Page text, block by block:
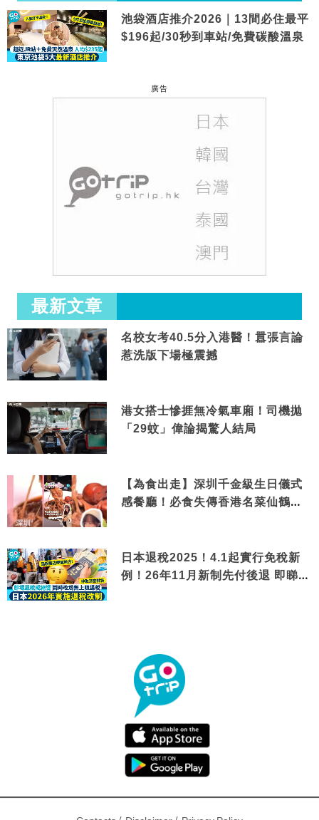
池袋酒店推介2026｜13間必住最平
$196起/30秒到車站/免費碳酸溫泉
廣告
最新文章
名校女考40.5分入港醫！囂張言論
惹洗版下場極震撼
港女搭士慘捱無冷氣車廂！司機拋
「29蚊」偉論揭驚人結局
【為食出走】深圳千金級生日儀式
感餐廳！必食失傳香港名菜仙鶴神
日本退稅2025！4.1起實行免稅新
例！26年11月新制先付後退 即睇步